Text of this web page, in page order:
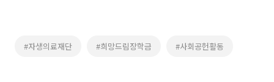
#자생의료재단 #희망드림장학금 #사회공헌활동